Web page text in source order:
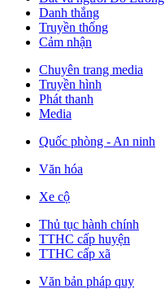
Danh thắng
Truyền thống
Cảm nhận
Chuyên trang media
Truyền hình
Phát thanh
Media
Quốc phòng - An ninh
Văn hóa
Xe cộ
Thủ tục hành chính
TTHC cấp huyện
TTHC cấp xã
Văn bản pháp quy